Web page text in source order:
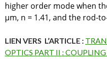
higher order mode when
µm, n = 1.41, and the rod-
LIEN VERS L’ARTICLE :
OPTICS PART II :